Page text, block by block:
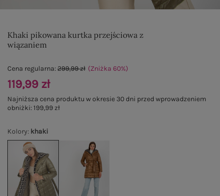
Khaki pikowana kurtka przejściowa z
wiązaniem
Kolory: khaki
Cena regularna:299,99 zł (Zniżka 60%)
119,99 zł
Najniższa cena produktu w okresie 30 dni przed wprowadzeniem
obniżki:199,99 zł